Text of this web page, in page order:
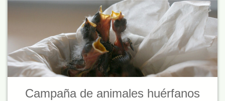
Campaña de animales huérfanos